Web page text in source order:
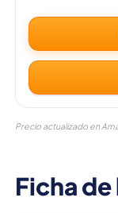
Precio actualizado en
Ficha